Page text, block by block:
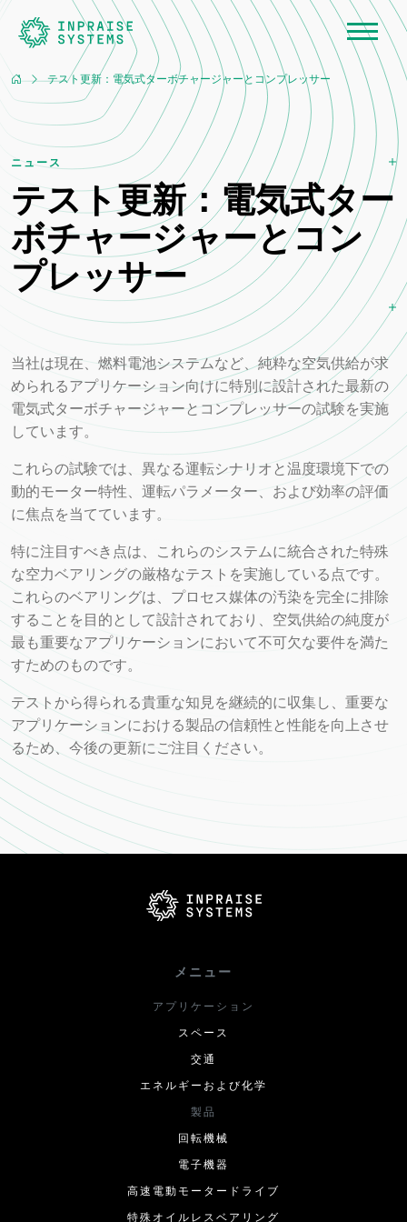
テスト更新：電気式ターボチャージャーとコンプレッサー
ニュース
テスト更新：電気式ター
ボチャージャーとコン
プレッサー
当社は現在、燃料電池システムなど、純粋な空気供給が求
められるアプリケーション向けに特別に設計された最新の
電気式ターボチャージャーとコンプレッサーの試験を実施
しています。
これらの試験では、異なる運転シナリオと温度環境下での
動的モーター特性、運転パラメーター、および効率の評価
に焦点を当てています。
特に注目すべき点は、これらのシステムに統合された特殊
な空力ベアリングの厳格なテストを実施している点です。
これらのベアリングは、プロセス媒体の汚染を完全に排除
することを目的として設計されており、空気供給の純度が
最も重要なアプリケーションにおいて不可欠な要件を満た
すためのものです。
テストから得られる貴重な知見を継続的に収集し、重要な
アプリケーションにおける製品の信頼性と性能を向上させ
るため、今後の更新にご注目ください。
メニュー
アプリケーション
スペース
交通
エネルギーおよび化学
製品
回転機械
電子機器
高速電動モータードライブ
特殊オイルレスベアリング